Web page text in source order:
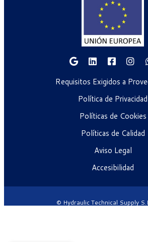
Requisitos Exigidos a
Política de Privacidad
Políticas de Cookies
Políticas de Calidad
Aviso Legal
Accesibilidad
© Hydraulic Technical Supply